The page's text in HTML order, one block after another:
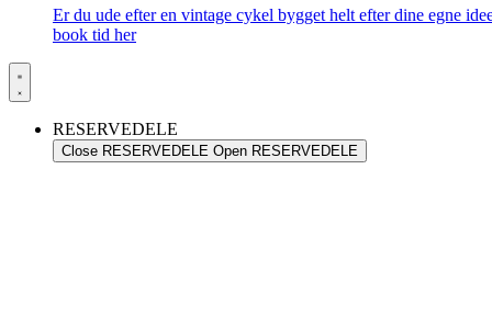
Er du ude efter en vintage cykel bygget helt efter dine egne
book tid her
RESERVEDELE
Close RESERVEDELE Open RESERVEDELE